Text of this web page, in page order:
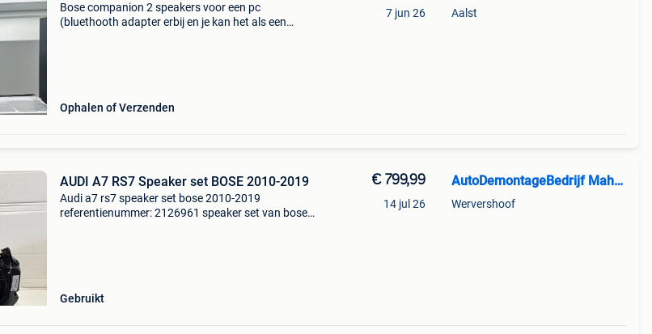
Bose companion 2 speakers voor een pc
(bluethooth adapter erbij en je kan het als een
Ophalen of Verzenden
7 jun 26 Aalst
AUDI A7 RS7 Speaker set BOSE 2010-2019
Audi a7 rs7 speaker set bose 2010-2019
referentienummer: 2126961 speaker set van bose
Gebruikt
€ 799,99
14 jul 26
AutoDemontageBedrijf Mahzud
Wervershoof